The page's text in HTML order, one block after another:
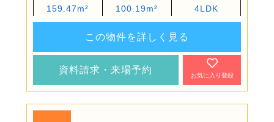
159.47m²
100.19m²
4LDK
この物件を詳しく見る
資料請求・来場予約
お気に入り登録